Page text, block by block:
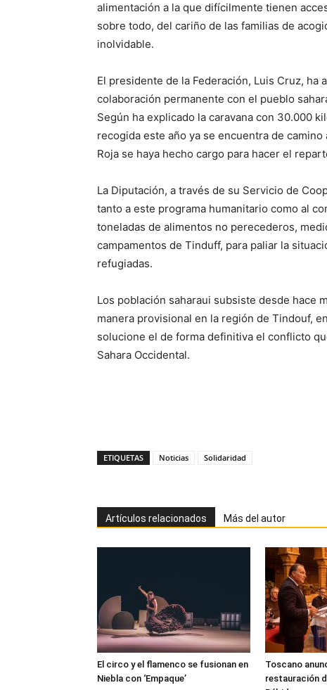
alimentación a la que difícilmente tienen
sobre todo, del cariño de las familias de
inolvidable.
El presidente de la Federación, Luis Cruz, ha
colaboración permanente con el pueblo
Según ha explicado la caravana con 30.000
recogida este año ya se encuentra de
Roja se haya hecho cargo para hacer el
La Diputación, a través de su Servicio de
tanto a este programa humanitario como al
toneladas de alimentos no perecederos,
campamentos de Tinduff, para paliar la
refugiadas.
Los población saharaui subsiste desde hace
manera provisional en la región de Tindouf,
solucione el de forma definitiva el conflicto
Sahara Occidental.
ETIQUETAS Noticias Solidaridad
Artículos relacionados Más del autor
El circo y el flamenco se fusionan en
Niebla con ‘Empaque’
Toscano
restauración